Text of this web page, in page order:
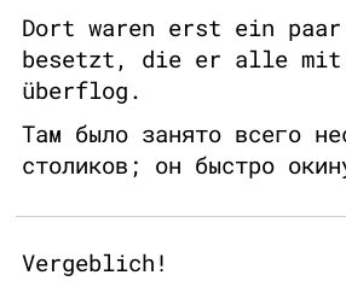
Dort waren erst ein
besetzt, die er alle
überflog.
Там было занято всего
столиков; он быстро
Vergeblich!